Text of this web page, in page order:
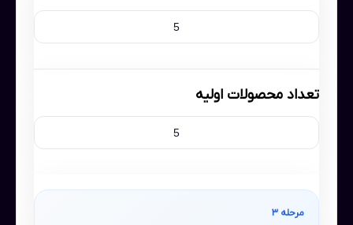
تعداد محصولات اولیه
مرحله 3